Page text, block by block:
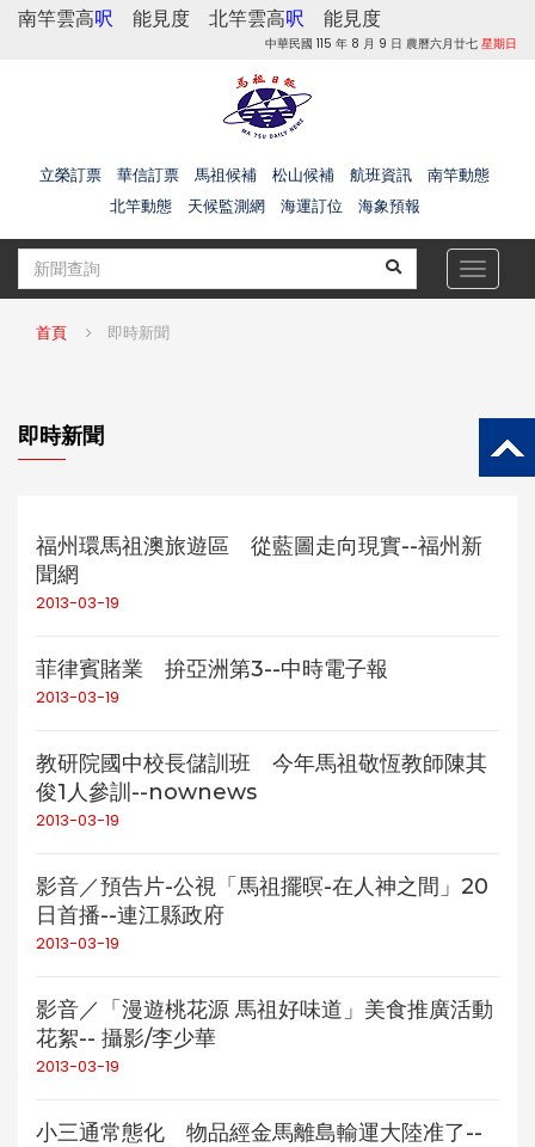
南竿雲高呎 能見度 北竿雲高呎 能見度
中華民國 115 年 8 月 9 日 農曆六月廿七 星期日
立榮訂票 華信訂票 馬祖候補 松山候補 航班資訊
南竿動態
北竿動態
天候監測網 海運訂位 海象預報
Toggle
首頁 即時新聞
即時新聞
福州環馬祖澳旅遊區 從藍圖走向現實--福州新
聞網
2013-03-19
菲律賓賭業 拚亞洲第3--中時電子報
2013-03-19
教研院國中校長儲訓班 今年馬祖敬恆教師陳其
俊1人參訓--nownews
2013-03-19
影音／預告片-公視「馬祖擺暝-在人神之間」20
日首播--連江縣政府
2013-03-19
影音／「漫遊桃花源 馬祖好味道」美食推廣活動
花絮-- 攝影/李少華
2013-03-19
小三通常態化 物品經金馬離島輸運大陸准了--